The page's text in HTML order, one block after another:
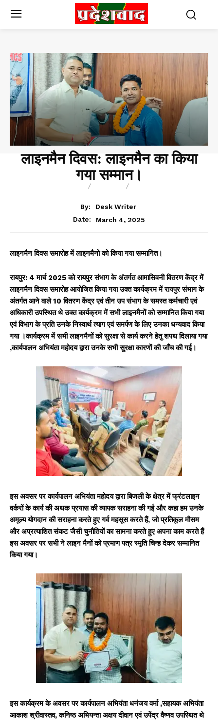
लाइनमैन दिवस: लाइनमैन का किया
गया सम्मान।
By:
Desk Writer
Date:
March 4, 2025
लाइनमैन दिवस समारोह में लाइनमैनो को किया गया सम्मानित।
रायपुर: 4 मार्च 2025 को रायपुर संभाग के अंतर्गत आमासिवनी वितरण केंद्र में
लाइनमैन दिवस समारोह आयोजित किया गया उक्त कार्यक्रम में रायपुर संभाग के
अंतर्गत आने वाले 10 वितरण केंद्र एवं तीन उप संभाग के समस्त कर्मचारी एवं
अधिकारी उपस्थित थे उक्त कार्यक्रम में सभी लाइनमैनों को सम्मानित किया गया
एवं विभाग के प्रति उनके निस्वार्थ त्याग एवं समर्पण के लिए उनका धन्यवाद किया
गया ।कार्यक्रम में सभी लाइनमैनों को सुरक्षा से कार्य करने हेतु शपथ दिलाया गया
,कार्यपालन अभियंता महोदय द्वारा उनके सभी सुरक्षा कारणों की जाँच की गई।
इस अवसर पर कार्यपालन अभियंता महोदय द्वारा बिजली के क्षेत्र में फ्रंटलाइन
वर्करों के कार्य की अथक प्रयास की व्यापक सराहना की गई और कहा हम उनके
अमूल्य योगदान की सराहना करते हुए गर्व महसूस करते हैं, जो प्रतिकूल मौसम
और अप्रत्याशित संकट जैसी चुनौतियों का सामना करते हुए अपना काम करते हैं
इस अवसर पर सभी ने लाइन मैनों को प्रमाण पत्र स्मृति चिन्ह देकर सम्मानित
किया गया।
इस कार्यक्रम के अवसर पर कार्यपालन अभियंता धनंजय वर्मा ,सहायक अभियंता
आकाश श्रीवास्तव, कनिष्ठ अभियन्ता अक्षय दीवान एवं उपेंद्र वैष्णव उपस्थित थे